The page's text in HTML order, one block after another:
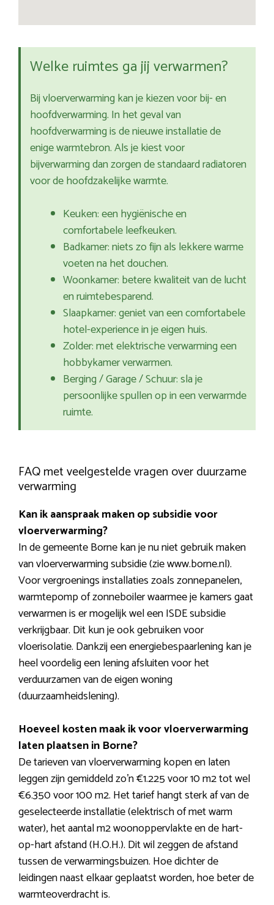
Welke ruimtes ga jij verwarmen?
Bij vloerverwarming kan je kiezen voor bij- en
hoofdverwarming. In het geval van
hoofdverwarming is de nieuwe installatie de
enige warmtebron. Als je kiest voor
bijverwarming dan zorgen de standaard radiatoren
voor de hoofdzakelijke warmte.
Keuken: een hygiënische en
comfortabele leefkeuken.
Badkamer: niets zo fijn als lekkere warme
voeten na het douchen.
Woonkamer: betere kwaliteit van de lucht
en ruimtebesparend.
Slaapkamer: geniet van een comfortabele
hotel-experience in je eigen huis.
Zolder: met elektrische verwarming een
hobbykamer verwarmen.
Berging / Garage / Schuur: sla je
persoonlijke spullen op in een verwarmde
ruimte.
FAQ met veelgestelde vragen over duurzame
verwarming
Kan ik aanspraak maken op subsidie voor
vloerverwarming?
In de gemeente Borne kan je nu niet gebruik maken
van vloerverwarming subsidie (zie www.borne.nl).
Voor vergroenings installaties zoals zonnepanelen,
warmtepomp of zonneboiler waarmee je kamers gaat
verwarmen is er mogelijk wel een ISDE subsidie
verkrijgbaar. Dit kun je ook gebruiken voor
vloerisolatie. Dankzij een energiebespaarlening kan je
heel voordelig een lening afsluiten voor het
verduurzamen van de eigen woning
(duurzaamheidslening).
Hoeveel kosten maak ik voor vloerverwarming
laten plaatsen in Borne?
De tarieven van vloerverwarming kopen en laten
leggen zijn gemiddeld zo’n €1.225 voor 10 m2 tot wel
€6.350 voor 100 m2. Het tarief hangt sterk af van de
geselecteerde installatie (elektrisch of met warm
water), het aantal m2 woonoppervlakte en de hart-
op-hart afstand (H.O.H.). Dit wil zeggen de afstand
tussen de verwarmingsbuizen. Hoe dichter de
leidingen naast elkaar geplaatst worden, hoe beter de
warmteoverdracht is.